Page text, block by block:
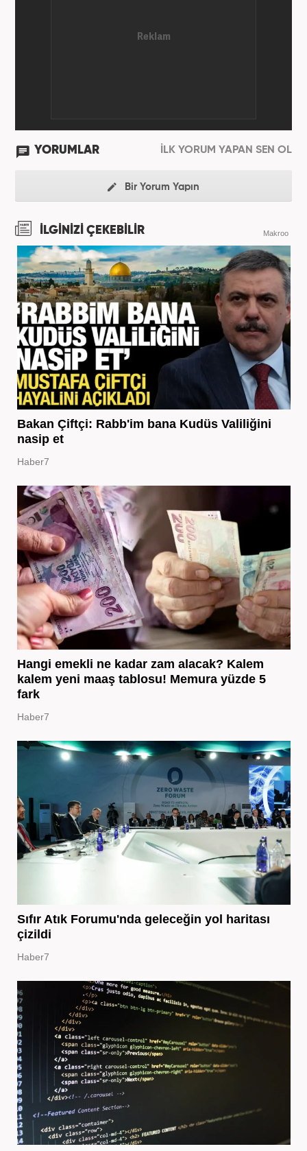
YORUMLAR İLK YORUM YAPAN SEN OL
Bir Yorum Yapın
İLGİNİZİ ÇEKEBİLİR Makroo
Bakan Çiftçi: Rabb'im bana Kudüs Valiliğini
nasip et
Haber7
Hangi emekli ne kadar zam alacak? Kalem
kalem yeni maaş tablosu! Memura yüzde 5
fark
Haber7
Sıfır Atık Forumu'nda geleceğin yol haritası
çizildi
Haber7